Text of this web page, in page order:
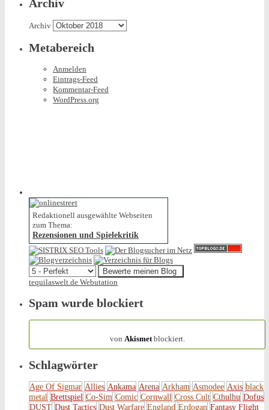
Archiv
Archiv
Metabereich
Anmelden
Eintrags-Feed
Kommentar-Feed
WordPress.org
Redaktionell ausgewählte Webseiten
zum Thema:
Rezensionen und Spielekritik
tequilaswelt.de Webutation
Spam wurde blockiert
von Akismetblockiert.
Schlagwörter
Age Of Sigmar Allies Ankama Arena Arkham Asmodee Axis black
metal Brettspiel Co-Sim Comic Cornwall Cross Cult Cthulhu Dofus
DUST Dust Tactics Dust Warfare England Erdogan Fantasy Flight